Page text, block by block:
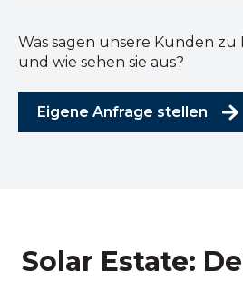
Was sagen unsere Kunden
und wie sehen sie aus?
Eigene Anfrage stellen
Solar Estate: